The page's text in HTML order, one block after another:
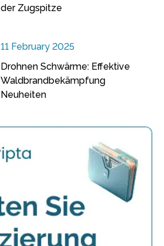
der Zugspitze
11 February 2025
Drohnen Schwärme: Effektive
Waldbrandbekämpfung
Neuheiten